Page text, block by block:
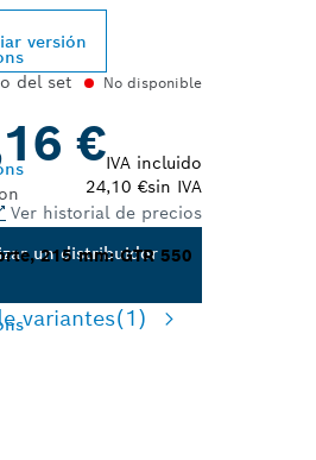
del set
215 mm: GTR 550
versión
No disponible
€IVA incluido
24,10 €sin IVA
Ver historial de precios
un distribuidor
variantes(1)